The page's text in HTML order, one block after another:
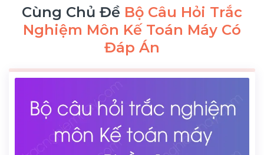
Cùng Chủ Đề Bộ Câu Hỏi Trắc
Nghiệm Môn Kế Toán Máy Có
Đáp Án